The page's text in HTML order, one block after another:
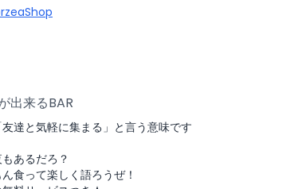
出来るBAR
達と気軽に集まる」と言う意味です
あるだろ？
食って楽しく語ろうぜ！